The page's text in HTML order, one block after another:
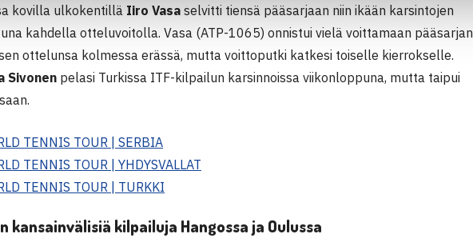
kovilla ulkokentillä Iiro Vasa selvitti tiensä pääsarjaan niin ikään karsintojen
kahdella otteluvoitolla. Vasa (ATP-1065) onnistui vielä voittamaan pääsarjan
ottelunsa kolmessa erässä, mutta voittoputki katkesi toiselle kierrokselle.
Sivonen pelasi Turkissa ITF-kilpailun karsinnoissa viikonloppuna, mutta taipui
TENNIS TOUR | SERBIA
TENNIS TOUR | YHDYSVALLAT
TENNIS TOUR | TURKKI
kansainvälisiä kilpailuja Hangossa ja Oulussa